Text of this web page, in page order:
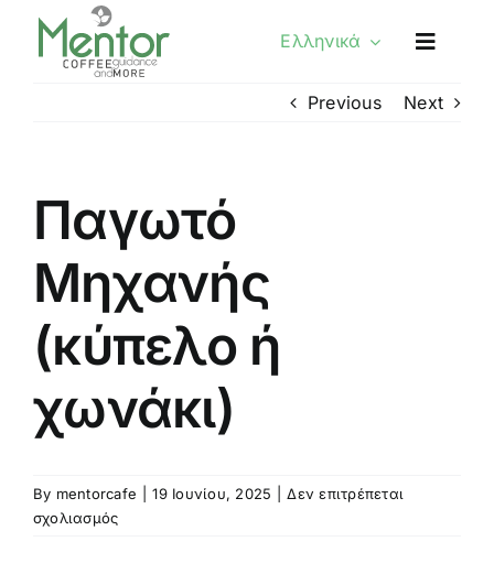
Ελληνικά
Previous Next
Παγωτό
Μηχανής
(κύπελο ή
χωνάκι)
By mentorcafe 19 Ιουνίου, 2025
Δεν επιτρέπεται
σχολιασμόςστο